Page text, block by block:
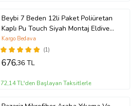
Beybi 7 Beden 12li Paket Poliüretan
Kaplı Pu Touch Siyah Montaj Eldiven
EN388 (3121X)
(1)
Kargo Bedava
676,36 TL
72,14 TL'den Başlayan Taksitlerle